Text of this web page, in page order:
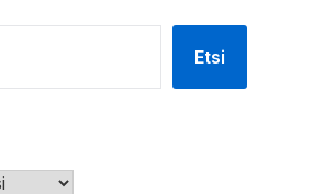
Etsi